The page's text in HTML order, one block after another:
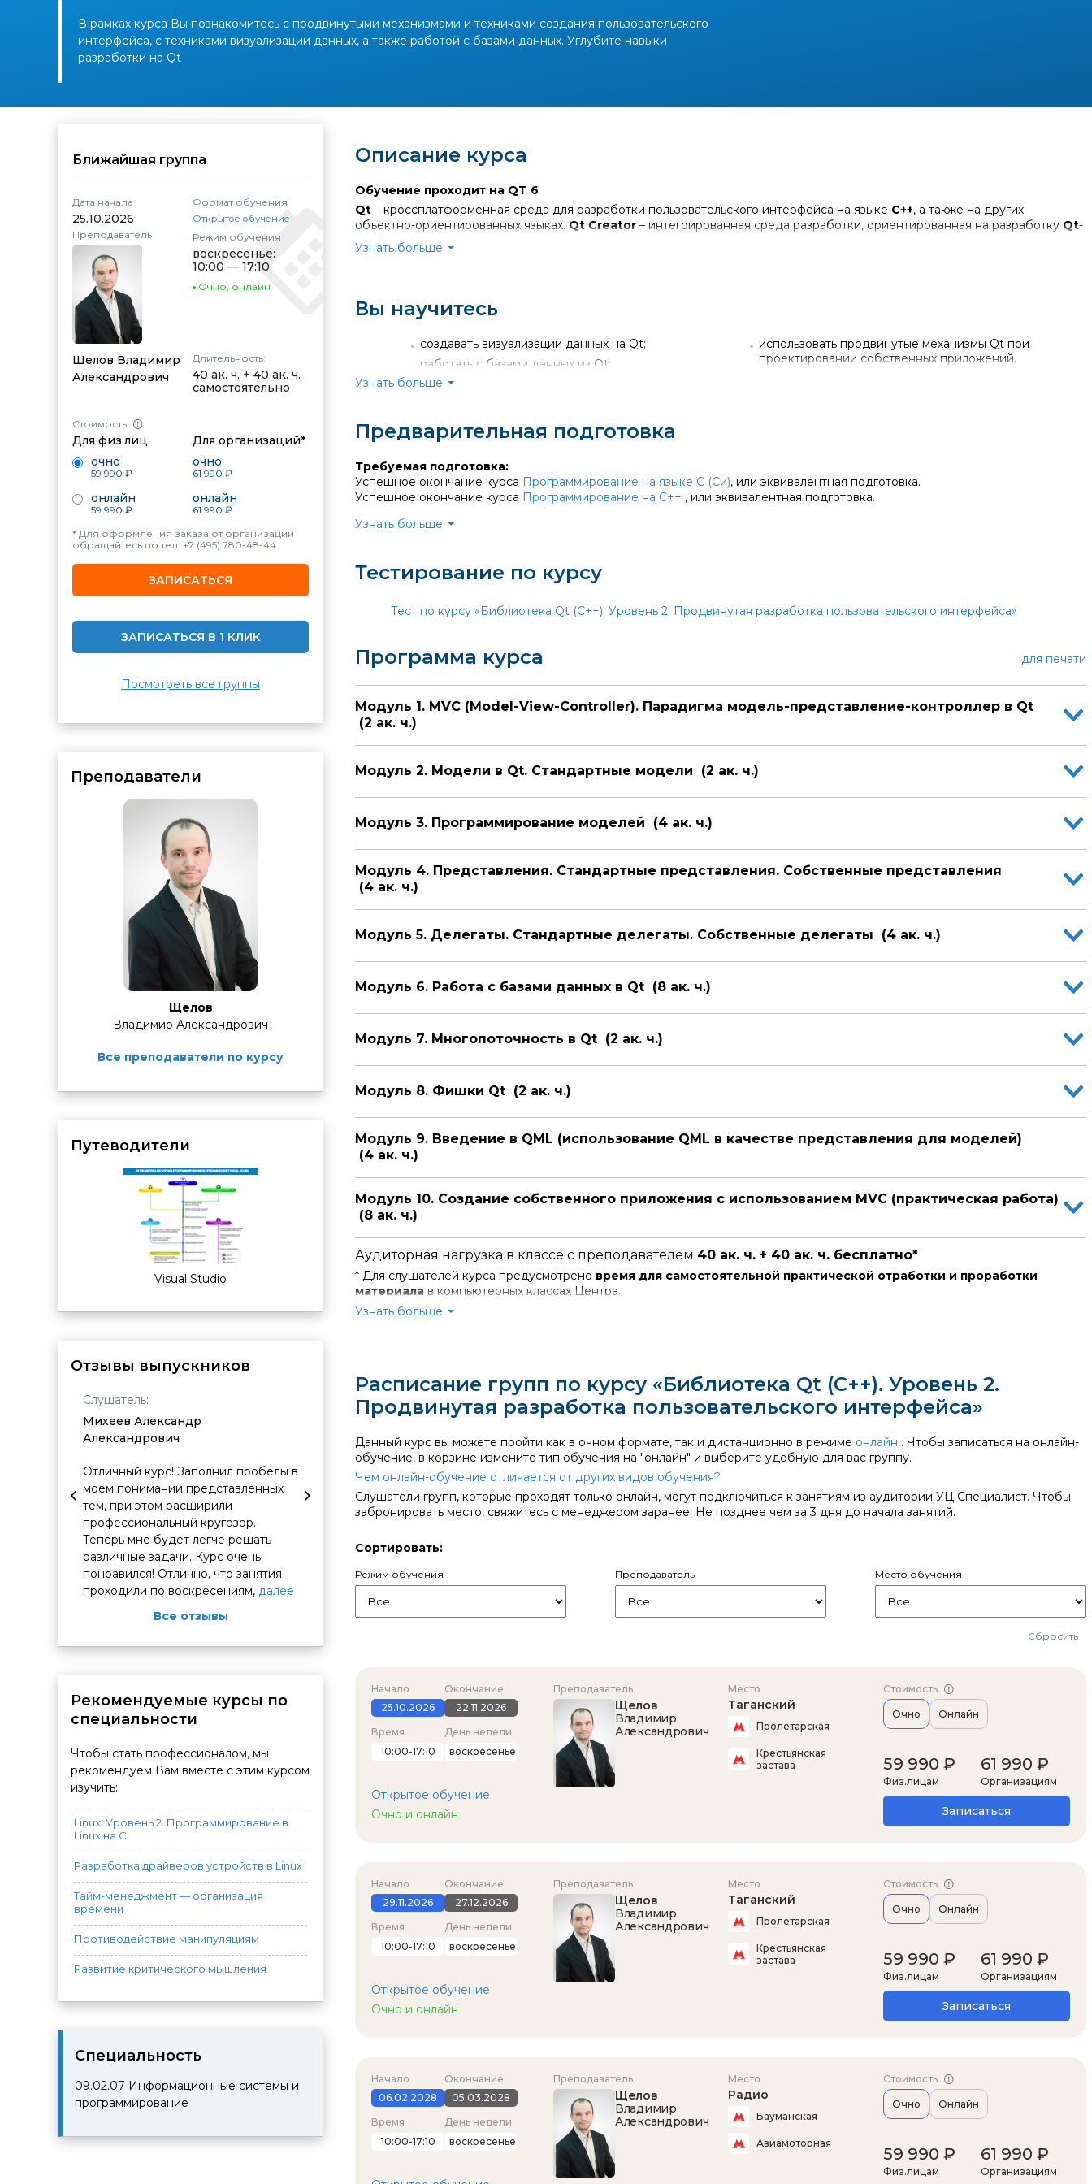
В рамках курса Вы познакомитесь с продвинутыми механизмами и техниками создания пользовательского
интерфейса, с техниками визуализации данных, а также работой с базами данных. Углубите навыки
разработки на Qt
Ближайшая группа
Дата начала
25.10.2026
Преподаватель
Щелов Владимир
Александрович
Формат обучения
Открытое обучение
Режим обучения
воскресенье:
10:00 — 17:10
Очно, онлайн
Длительность:
40 ак. ч. + 40 ак. ч.
самостоятельно
Стоимость
Для физ.лиц
очно
59 990 ₽
онлайн
59 990 ₽
Для организаций*
очно
61 990 ₽
онлайн
61 990 ₽
* Для оформления заказа от организации
обращайтесь по тел. +7 (495) 780-48-44
ЗАПИСАТЬСЯ
ЗАПИСАТЬСЯ В 1 КЛИК
Посмотреть все группы
Преподаватели
Щелов
Владимир Александрович
Все преподаватели по курсу
Путеводители
Visual Studio
Отзывы выпускников
Слушатель:
Михеев Александр
Александрович
Отличный курс! Заполнил пробелы в
моём понимании представленных
тем, при этом расширили
профессиональный кругозор.
Теперь мне будет легче решать
различные задачи. Курс очень
понравился! Отлично, что занятия
проходили по воскресениям, далее
Слушатель:
Растригин Александр
Владимирович
Планирую и дальше обучаться в
вашем центре. Спасибо большое!
Слушатель:
Отличный преподаватель, очень
помог, простимулировал советом.
Очень понравилось.
Слушатель:
Белозерцев Павел Борисович
Изученный материал мной усвоен
его в работе. Очень много
интересной и практической
изложены преподавателем.
Все отзывы
Рекомендуемые курсы по
специальности
Чтобы стать профессионалом, мы
рекомендуем Вам вместе с этим курсом
изучить:
Linux. Уровень 2. Программирование в
Linux на C
Разработка драйверов устройств в Linux
Тайм-менеджмент — организация
времени
Противодействие манипуляциям
Развитие критического мышления
Cпециальность
09.02.07 Информационные системы и
программирование
Описание курса
Обучение проходит на QT 6
Qt – кроссплатформенная среда для разработки пользовательского интерфейса на языке C++, а также на других
объектно-ориентированных языках. Qt Creator – интегрированная среда разработки, ориентированная на разработку Qt-
приложений.
программисты владеющие С++ и желающие углубить свои знания в Qt
программисты, которые хотят, научиться углубить свои знания и навыки в использовании Qt6
Узнать больше
Вы научитесь
создавать визуализации данных на Qt;
работать с базами данных из Qt;
использовать продвинутые механизмы Qt при
проектировании собственных приложений.
Обучение по мировым стандартам позволяет нашим выпускникам работать в ведущих компаниях России и других стран.
Они делают успешную карьеру и пользуются уважением работодателей.
Узнать больше
Предварительная подготовка
Требуемая подготовка:
Успешное окончание курса Программирование на языке C (Си), или эквивалентная подготовка.
Успешное окончание курса Программирование на С++ , или эквивалентная подготовка.
Библиотека Qt (С++ ). Уровень 1. Основы программирования
Узнать больше
Тестирование по курсу
Тест по курсу «Библиотека Qt (С++). Уровень 2. Продвинутая разработка пользовательского интерфейса»
Программа курса для печати
Модуль 1. MVC (Model-View-Controller). Парадигма модель-представление-контроллер в Qt
(2 ак. ч.)
Модуль 2. Модели в Qt. Стандартные модели (2 ак. ч.)
Модуль 3. Программирование моделей (4 ак. ч.)
Модуль 4. Представления. Стандартные представления. Собственные представления
(4 ак. ч.)
Модуль 5. Делегаты. Стандартные делегаты. Собственные делегаты (4 ак. ч.)
Модуль 6. Работа с базами данных в Qt (8 ак. ч.)
Модуль 7. Многопоточность в Qt (2 ак. ч.)
Модуль 8. Фишки Qt (2 ак. ч.)
Модуль 9. Введение в QML (использование QML в качестве представления для моделей)
(4 ак. ч.)
Модуль 10. Создание собственного приложения с использованием MVC (практическая работа)
(8 ак. ч.)
Аудиторная нагрузка в классе с преподавателем 40 ак. ч. + 40 ак. ч. бесплатно*
* Для слушателей курса предусмотрено время для самостоятельной практической отработки и проработки
материала в компьютерных классах Центра.
Вы можете использовать его для закрепления знаний, выполнения домашних заданий и консультаций со специалистами.
дополнительное время
с 17:10 до 17:55.
По завершении обучения проводится
итоговая аттестация. Она может проходить в виде теста на последнем занятии
или основываться на результатах выполнения практических заданий в ходе курса.
Узнать больше
Расписание групп по курсу «Библиотека Qt (С++). Уровень 2.
Продвинутая разработка пользовательского интерфейса»
Данный курс вы можете пройти как в очном формате, так и дистанционно в режиме онлайн . Чтобы записаться на онлайн-
обучение, в корзине измените тип обучения на "онлайн" и выберите удобную для вас группу.
Чем онлайн-обучение отличается от других видов обучения?
Слушатели групп, которые проходят только онлайн, могут подключиться к занятиям из аудитории УЦ Специалист. Чтобы
забронировать место, свяжитесь с менеджером заранее. Не позднее чем за 3 дня до начала занятий.
Сортировать:
Режим обучения Преподаватель Место обучения
Сбросить
Начало
25.10.2026
Окончание
22.11.2026
Время
10:00-17:10
День недели
воскресенье
Открытое обучение
Очно и онлайн
Преподаватель
Щелов
Владимир
Александрович
Место
Таганский
Пролетарская
Крестьянская
застава
Стоимость
Очно Онлайн
59 990 ₽
Физ.лицам
61 990 ₽
Организациям
Записаться
Начало
29.11.2026
Окончание
27.12.2026
Время
10:00-17:10
День недели
воскресенье
Открытое обучение
Очно и онлайн
Преподаватель
Щелов
Владимир
Александрович
Место
Таганский
Пролетарская
Крестьянская
застава
Стоимость
Очно Онлайн
59 990 ₽
Физ.лицам
61 990 ₽
Организациям
Записаться
Начало
06.02.2028
Окончание
05.03.2028
Время
10:00-17:10
День недели
воскресенье
Преподаватель
Щелов
Владимир
Александрович
Место
Радио
Бауманская
Авиамоторная
Стоимость
Очно Онлайн
59 990 ₽
Физ.лицам
61 990 ₽
Организациям